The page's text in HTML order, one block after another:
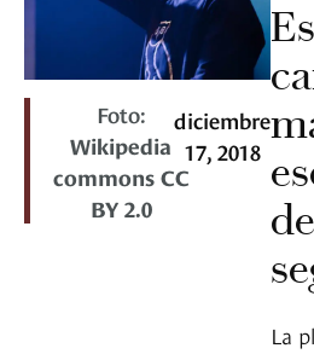
Foto:
Wikipedia
commons CC
BY 2.0
diciembre
17, 2018
La